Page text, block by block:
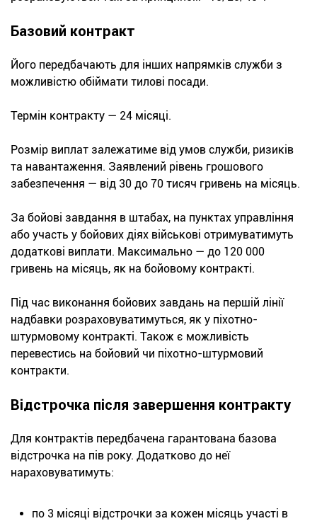
Базовий контракт
Його передбачають для інших напрямків служби з
можливістю обіймати тилові посади.
Термін контракту — 24 місяці.
Розмір виплат залежатиме від умов служби, ризиків
та навантаження. Заявлений рівень грошового
забезпечення — від 30 до 70 тисяч гривень на місяць.
За бойові завдання в штабах, на пунктах управління
або участь у бойових діях військові отримуватимуть
додаткові виплати. Максимально — до 120 000
гривень на місяць, як на бойовому контракті.
Під час виконання бойових завдань на першій лінії
надбавки розраховуватимуться, як у піхотно-
штурмовому контракті. Також є можливість
перевестись на бойовий чи піхотно-штурмовий
контракти.
Відстрочка після завершення контракту
Для контрактів передбачена гарантована базова
відстрочка на пів року. Додатково до неї
нараховуватимуть:
по 3 місяці відстрочки за кожен місяць участі в